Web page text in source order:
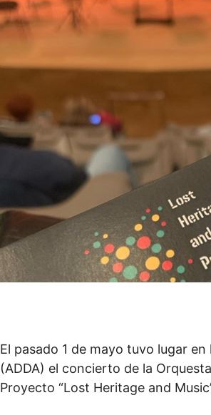
El pasado 1 de mayo tuvo lugar
(ADDA) el concierto de la
Proyecto “Lost Heritage and